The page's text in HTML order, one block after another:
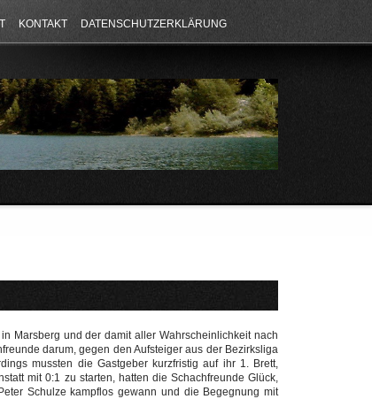
KONTAKT
DATENSCHUTZERKLÄRUNG
Marsberg und der damit aller Wahrscheinlichkeit nach
darum, gegen den Aufsteiger aus der Bezirksliga
mussten die Gastgeber kurzfristig auf ihr 1. Brett,
mit 0:1 zu starten, hatten die Schachfreunde Glück,
Schulze kampflos gewann und die Begegnung mit